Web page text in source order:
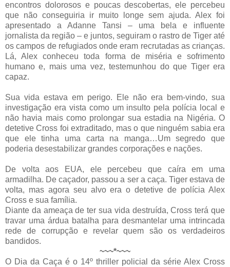
encontros dolorosos e poucas descobertas, ele percebeu
que não conseguiria ir muito longe sem ajuda. Alex foi
apresentado a Adanne Tansi – uma bela e influente
jornalista da região – e juntos, seguiram o rastro de Tiger até
os campos de refugiados onde eram recrutadas as crianças.
Lá, Alex conheceu toda forma de miséria e sofrimento
humano e, mais uma vez, testemunhou do que Tiger era
capaz.
Sua vida estava em perigo. Ele não era bem-vindo, sua
investigação era vista como um insulto pela polícia local e
não havia mais como prolongar sua estadia na Nigéria. O
detetive Cross foi extraditado, mas o que ninguém sabia era
que ele tinha uma carta na manga…Um segredo que
poderia desestabilizar grandes corporações e nações.
De volta aos EUA, ele percebeu que caíra em uma
armadilha. De caçador, passou a ser a caça. Tiger estava de
volta, mas agora seu alvo era o detetive de polícia Alex
Cross e sua família.
Diante da ameaça de ter sua vida destruída, Cross terá que
travar uma árdua batalha para desmantelar uma intrincada
rede de corrupção e revelar quem são os verdadeiros
bandidos.
~~~*~~~
O Dia da Caça é o 14º thriller policial da série Alex Cross